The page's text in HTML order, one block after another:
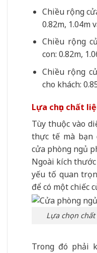
Chiều rộng
0.82m, 1.04m
Chiều rộng
con: 0.82m,
Chiều rộng
cho khách:
Lựa chọn chất
Tùy thuộc vào
thực tế mà bạn
cửa phòng ngủ
Ngoài kích
yếu tố quan
để có một chiếc
Lựa chọn
Trong đó phải